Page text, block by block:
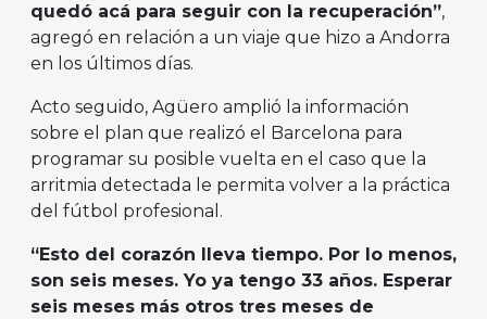
quedó acá para seguir con la recuperación”,
agregó en relación a un viaje que hizo a Andorra
en los últimos días.
Acto seguido, Agüero amplió la información
sobre el plan que realizó el Barcelona para
programar su posible vuelta en el caso que la
arritmia detectada le permita volver a la práctica
del fútbol profesional.
“Esto del corazón lleva tiempo. Por lo menos,
son seis meses. Yo ya tengo 33 años. Esperar
seis meses más otros tres meses de